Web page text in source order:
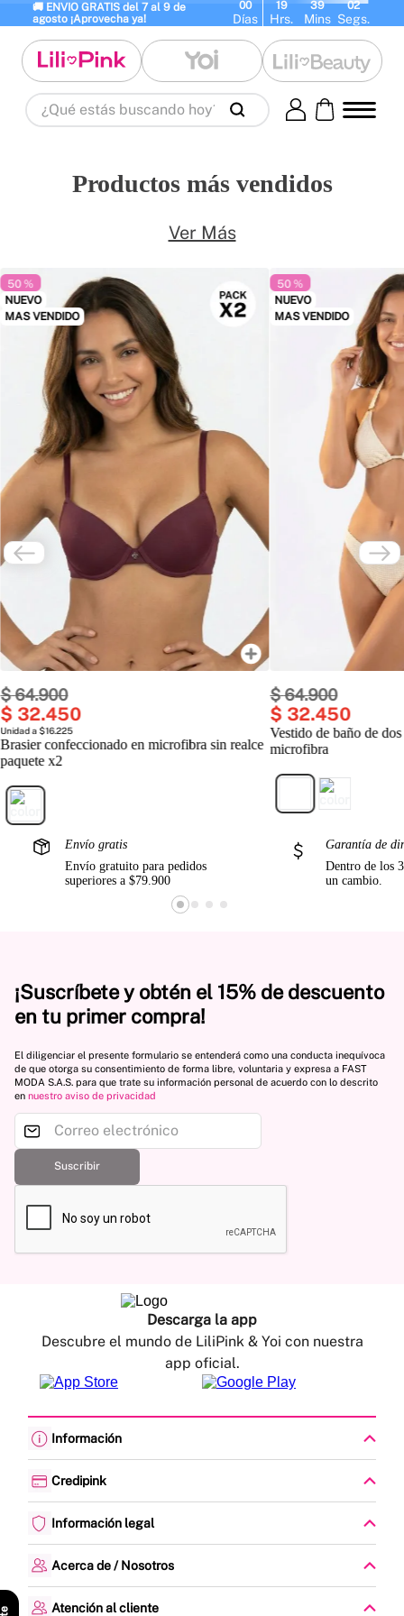
🚚 ENVIO GRATIS del 7 al 9 de
agosto ¡Aprovecha ya!
00
Días
19
Hrs.
39
Mins
00
Segs.
¿Qué estás buscando hoy?
termo 5. splashs 6. body
8. perfume
Productos más vendidos
Ver Más
50 %
NUEVO
MAS VENDIDO
$64.900
$ 32.450
Unidad a $16.225
Brasier confeccionado en microfibra sin realce
paquete x2
50 %
NUEVO
MAS VENDIDO
$64.900
$ 32.450
Vestido de baño de
microfibra
Envío gratis
Envío gratuito para pedidos
superiores a $79.900
Garantía de
Dentro de los
un cambio.
¡Suscríbete y obtén el 15% de descuento
en tu primer compra!
El diligenciar el presente formulario se entenderá como una conducta inequívoca
de que otorga su consentimiento de forma libre, voluntaria y expresa a FAST
MODA S.A.S. para que trate su información personal de acuerdo con lo descrito
en nuestro aviso de privacidad
Suscribir
Descarga la app
Descubre el mundo de LiliPink & Yoi con nuestra
app oficial.
Información
Política de envíos
Centro de Ayuda
Preguntas frecuentes
Encuesta de Satisfacción
Credipink
Paga aquí tu Credi-Pink
Actualización de datos
Información legal
Política de tratamiento de datos personales
Acerca de / Nosotros
Nuestras tiendas
Atención al cliente